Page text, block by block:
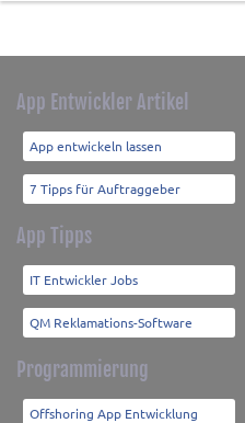
App Entwickler Artikel
App entwickeln lassen
7 Tipps für Auftraggeber
App Tipps
IT Entwickler Jobs
QM Reklamations-Software
Programmierung
Offshoring App Entwicklung